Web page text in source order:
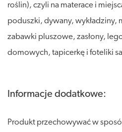
roślin), czyli na materace i
poduszki, dywany, wykładziny,
zabawki pluszowe, zasłony,
domowych, tapicerkę i foteliki
Informacje dodatkowe:
Produkt przechowywać w